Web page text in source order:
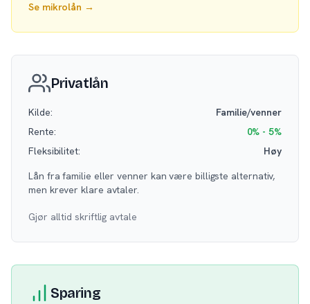
Se mikrolån →
Privatlån
Kilde:
Familie/venner
Rente:
0% - 5%
Fleksibilitet:
Høy
Lån fra familie eller venner kan være billigste alternativ,
men krever klare avtaler.
Gjør alltid skriftlig avtale
Sparing